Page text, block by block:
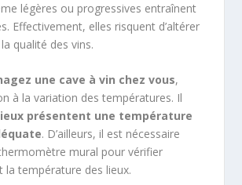
légères ou progressives entraînent
. Effectivement, elles risquent d’altérer
qualité des vins.
une cave à vin chez vous,
à la variation des températures. Il
présentent une température
. D’ailleurs, il est nécessaire
mural pour vérifier
la température des lieux.